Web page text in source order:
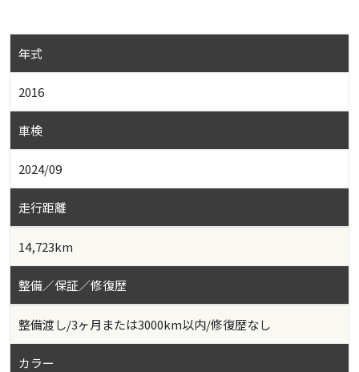
年式
2016
車検
2024/09
走行距離
14,723km
整備／保証／修復歴
整備渡し/3ヶ月または3000km以内/修復歴なし
カラー